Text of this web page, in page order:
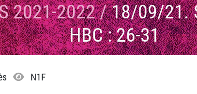
2021-2022/18/09/21.
HBC : 26-31
N1F